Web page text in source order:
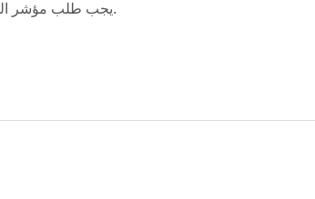
يجب طلب مؤشر الطلب بشكل منفصل.